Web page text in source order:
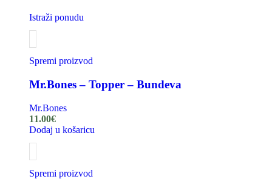
Istraži ponudu
Spremi proizvod
Mr.Bones – Topper – Bundeva
Mr.Bones
11.00€
Dodaj u košaricu
Spremi proizvod